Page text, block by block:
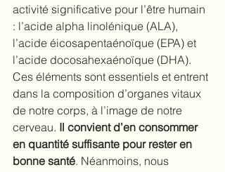
activité significative pour l’être humain
: l’acide alpha linolénique (ALA),
l’acide éicosapentaénoïque (EPA) et
l’acide docosahexaénoïque (DHA).
Ces éléments sont essentiels et entrent
dans la composition d’organes vitaux
de notre corps, à l’image de notre
cerveau. Il convient d’en consommer
en quantité suffisante pour rester en
bonne santé. Néanmoins, nous